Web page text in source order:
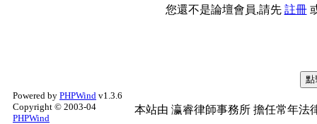
您還不是論壇會員,請先 註冊
Powered by PHPWind v1.3.6
Copyright © 2003-04
PHPWind
本站由 瀛睿律師事務所 擔任常年法